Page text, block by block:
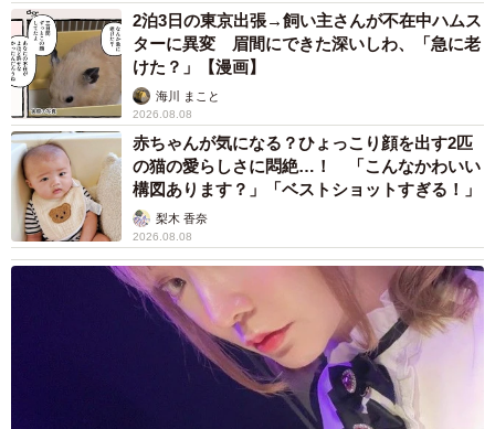
(定期) https://t.co/vJWtBNBJRa
pic.twitter.com/RQIktvZSmD
— ボンクレ台湾 (@cNV0sCwzwn69458)
2024
2泊3日の東京出張→飼い主さんが不在中ハムス
ターに異変 眉間にできた深いしわ、「急に老
けた？」【漫画】
海川 まこと
2026.08.08
赤ちゃんが気になる？ひょっこり顔を出す2匹
の猫の愛らしさに悶絶…！ 「こんなかわいい
構図あります？」「ベストショットすぎる！」
梨木 香奈
2026.08.08